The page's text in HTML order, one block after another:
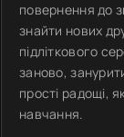
повернення до
знайти нових
підліткового
заново,
прості радощі,
навчання.